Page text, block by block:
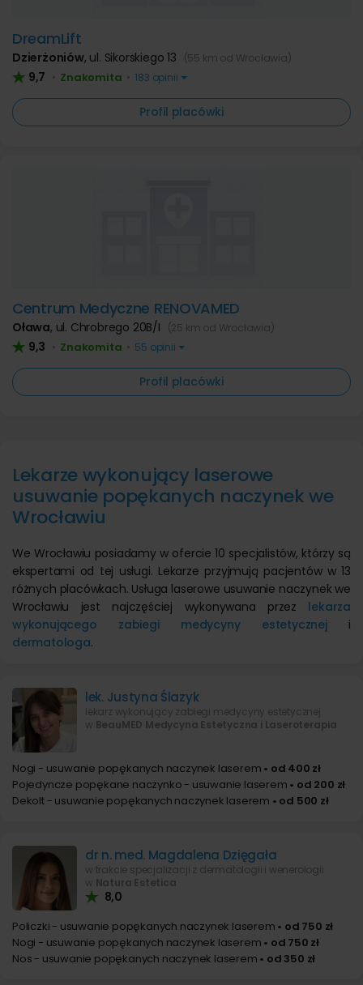
DreamLift
Dzierżoniów, ul. Sikorskiego 13 (55 km od Wrocławia)
9,7 • Znakomita • 183 opinii
Profil placówki
Centrum Medyczne RENOVAMED
Oława, ul. Chrobrego 20B/I (25 km od Wrocławia)
9,3 • Znakomita • 55 opinii
Profil placówki
Lekarze wykonujący laserowe
usuwanie popękanych naczynek we
Wrocławiu
We Wrocławiu posiadamy w ofercie 10 specjalistów, którzy są
ekspertami od tej usługi. Lekarze przyjmują pacjentów w 13
różnych placówkach. Usługa laserowe usuwanie naczynek we
Wrocławiu jest najczęściej wykonywana przez lekarza
wykonującego zabiegi medycyny estetyczneji
dermatologa.
lek. Justyna Ślazyk
lekarz wykonujący zabiegi medycyny estetycznej
w BeauMED Medycyna Estetyczna i Laseroterapia
Nogi - usuwanie popękanych naczynek laserem • od 400 zł
Pojedyncze popękane naczynko - usuwanie laserem • od 200 zł
Dekolt - usuwanie popękanych naczynek laserem • od 500 zł
dr n. med. Magdalena Dzięgała
w trakcie specjalizacji z dermatologii i wenerologii
w Natura Estetica
8,0
Policzki - usuwanie popękanych naczynek laserem • od 750 zł
Nogi - usuwanie popękanych naczynek laserem • od 750 zł
Nos - usuwanie popękanych naczynek laserem • od 350 zł